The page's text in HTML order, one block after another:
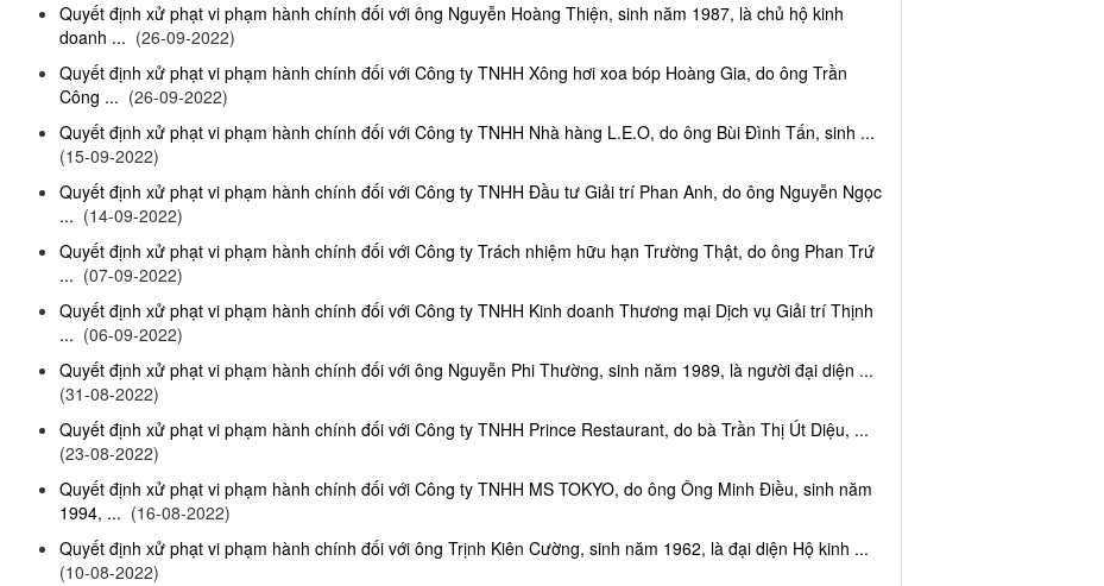
Quyết định xử phạt vi phạm hành chính đối với ông Nguyễn Hoàng Thiện, sinh năm 1987, là chủ hộ kinh
doanh ... (26-09-2022)
Quyết định xử phạt vi phạm hành chính đối với Công ty TNHH Xông hơi xoa bóp Hoàng Gia, do ông Trần
Công ... (26-09-2022)
Quyết định xử phạt vi phạm hành chính đối với Công ty TNHH Nhà hàng L.E.O, do ông Bùi Đình Tấn, sinh ...
(15-09-2022)
Quyết định xử phạt vi phạm hành chính đối với Công ty TNHH Đầu tư Giải trí Phan Anh, do ông Nguyễn Ngọc
... (14-09-2022)
Quyết định xử phạt vi phạm hành chính đối với Công ty Trách nhiệm hữu hạn Trường Thật, do ông Phan Trứ
... (07-09-2022)
Quyết định xử phạt vi phạm hành chính đối với Công ty TNHH Kinh doanh Thương mại Dịch vụ Giải trí Thịnh
... (06-09-2022)
Quyết định xử phạt vi phạm hành chính đối với ông Nguyễn Phi Thường, sinh năm 1989, là người đại diện ...
(31-08-2022)
Quyết định xử phạt vi phạm hành chính đối với Công ty TNHH Prince Restaurant, do bà Trần Thị Út Diệu, ...
(23-08-2022)
Quyết định xử phạt vi phạm hành chính đối với Công ty TNHH MS TOKYO, do ông Ông Minh Điều, sinh năm
1994, ... (16-08-2022)
Quyết định xử phạt vi phạm hành chính đối với ông Trịnh Kiên Cường, sinh năm 1962, là đại diện Hộ kinh ...
(10-08-2022)